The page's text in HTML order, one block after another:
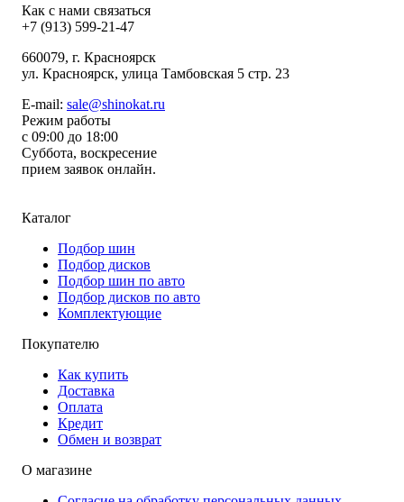
Как с нами связаться
+7 (913) 599-21-47
660079, г. Красноярск
ул. Красноярск, улица Тамбовская 5 стр. 23
E-mail: sale@shinokat.ru
Режим работы
с 09:00 до 18:00
Суббота, воскресение
прием заявок онлайн.
Каталог
Подбор шин
Подбор дисков
Подбор шин по авто
Подбор дисков по авто
Комплектующие
Покупателю
Как купить
Доставка
Оплата
Кредит
Обмен и возврат
О магазине